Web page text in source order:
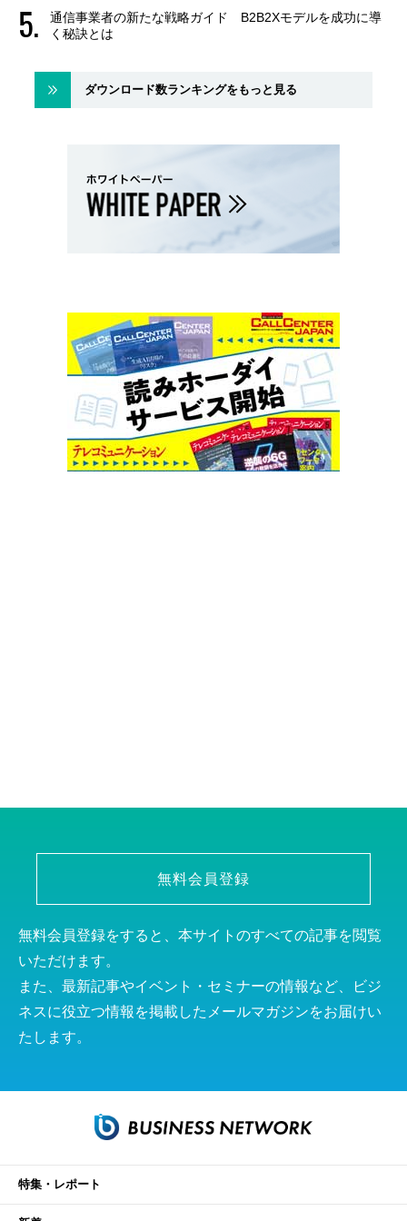
通信事業者の新たな戦略ガイド B2B2Xモデルを成功に導
く秘訣とは
ダウンロード数ランキングをもっと見る
無料会員登録
無料会員登録をすると、本サイトのすべての記事を閲覧
いただけます。
また、最新記事やイベント・セミナーの情報など、ビジ
ネスに役立つ情報を掲載したメールマガジンをお届けい
たします。
特集・レポート